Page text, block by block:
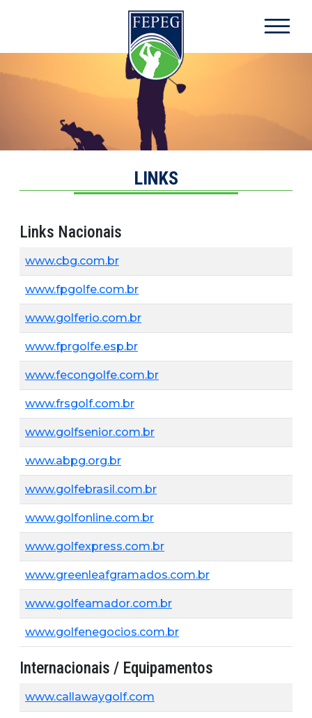
Ir para o conteúdo principal
LINKS
Links Nacionais
www.cbg.com.br
www.fpgolfe.com.br
www.golferio.com.br
www.fprgolfe.esp.br
www.fecongolfe.com.br
www.frsgolf.com.br
www.golfsenior.com.br
www.abpg.org.br
www.golfebrasil.com.br
www.golfonline.com.br
www.golfexpress.com.br
www.greenleafgramados.com.br
www.golfeamador.com.br
www.golfenegocios.com.br
Internacionais / Equipamentos
www.callawaygolf.com